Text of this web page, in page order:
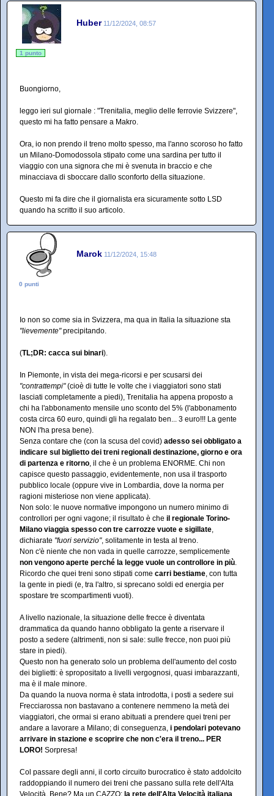
Huber 11/12/2024, 08:57
1 punto
Buongiorno,
leggo ieri sul giornale : "Trenitalia, meglio delle ferrovie Svizzere",
questo mi ha fatto pensare a Makro.
Ora, io non prendo il treno molto spesso, ma l'anno scoroso ho fatto
un Milano-Domodossola stipato come una sardina per tutto il
viaggio con una signora che mi è svenuta in braccio e che
minacciava di sboccare dallo sconforto della situazione.
Questo mi fa dire che il giornalista era sicuramente sotto LSD
quando ha scritto il suo articolo.
Marok 11/12/2024, 15:48
0 punti
Io non so come sia in Svizzera, ma qua in Italia la situazione sta
"lievemente"precipitando.
(TL;DR: cacca sui binari).
In Piemonte, in vista dei mega-ricorsi e per scusarsi dei
"contrattempi"(cioè di tutte le volte che i viaggiatori sono stati
lasciati completamente a piedi), Trenitalia ha appena proposto a
chi ha l'abbonamento mensile uno sconto del 5% (l'abbonamento
costa circa 60 euro, quindi gli ha regalato ben... 3 euro!!! La gente
NON l'ha presa bene).
Senza contare che (con la scusa del covid) adesso sei obbligato a
indicare sul biglietto dei treni regionali destinazione, giorno e ora
di partenza e ritorno, il che è un problema ENORME. Chi non
capisce questo passaggio, evidentemente, non usa il trasporto
pubblico locale (oppure vive in Lombardia, dove la norma per
ragioni misteriose non viene applicata).
Non solo: le nuove normative impongono un numero minimo di
controllori per ogni vagone; il risultato è che il regionale Torino-
Milano viaggia spesso con tre carrozze vuote e sigillate,
dichiarate "fuori servizio", solitamente in testa al treno.
Non c'è niente che non vada in quelle carrozze, semplicemente
non vengono aperte perché la legge vuole un controllore in più.
Ricordo che quei treni sono stipati come carri bestiame, con tutta
la gente in piedi (e, tra l'altro, si sprecano soldi ed energia per
spostare tre scompartimenti vuoti).
A livello nazionale, la situazione delle frecce è diventata
drammatica da quando hanno obbligato la gente a riservare il
posto a sedere (altrimenti, non si sale: sulle frecce, non puoi più
stare in piedi).
Questo non ha generato solo un problema dell'aumento del costo
dei biglietti: è spropositato a livelli vergognosi, quasi imbarazzanti,
ma è il male minore.
Da quando la nuova norma è stata introdotta, i posti a sedere sui
Frecciarossa non bastavano a contenere nemmeno la metà dei
viaggiatori, che ormai si erano abituati a prendere quei treni per
andare a lavorare a Milano; di conseguenza, i pendolari potevano
arrivare in stazione e scoprire che non c'era il treno... PER
LORO! Sorpresa!
Col passare degli anni, il corto circuito burocratico è stato addolcito
raddoppiando il numero dei treni che passano sulla rete dell'Alta